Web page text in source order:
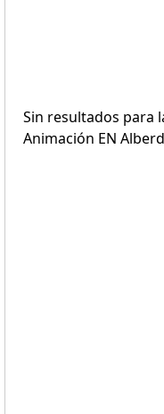
Sin resultados para
Animación EN